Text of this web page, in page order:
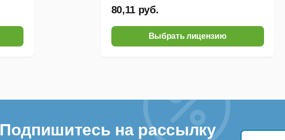
80,11 руб.
Выбрать лицензию
Подпишитесь на рассылку